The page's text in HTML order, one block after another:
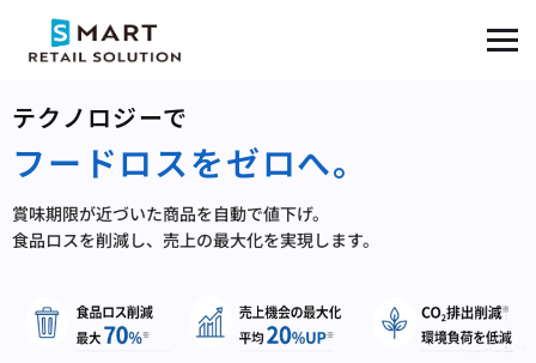
テクノロジーで
フードロスをゼロへ。
賞味期限が近づいた商品を自動で値下げ。
食品ロスを削減し、売上の最大化を実現します。